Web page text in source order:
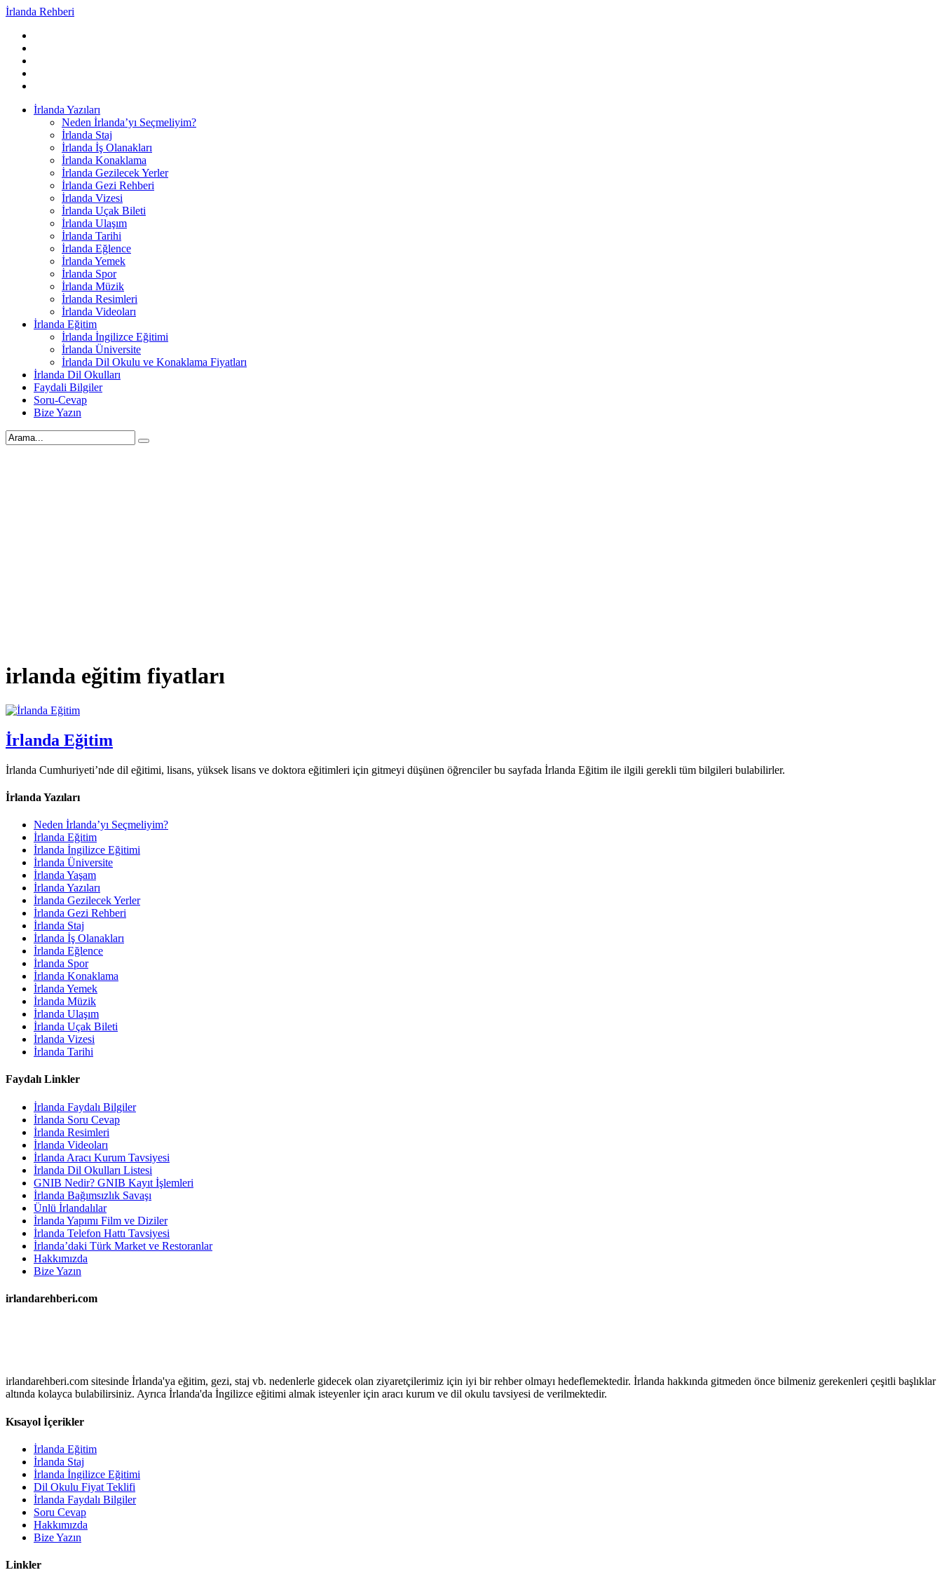
İrlanda Rehberi
İrlanda Yazıları
Neden İrlanda’yı Seçmeliyim?
İrlanda Staj
İrlanda İş Olanakları
İrlanda Konaklama
İrlanda Gezilecek Yerler
İrlanda Gezi Rehberi
İrlanda Vizesi
İrlanda Uçak Bileti
İrlanda Ulaşım
İrlanda Tarihi
İrlanda Eğlence
İrlanda Yemek
İrlanda Spor
İrlanda Müzik
İrlanda Resimleri
İrlanda Videoları
İrlanda Eğitim
İrlanda İngilizce Eğitimi
İrlanda Üniversite
İrlanda Dil Okulu ve Konaklama Fiyatları
İrlanda Dil Okulları
Faydali Bilgiler
Soru-Cevap
Bize Yazın
irlanda eğitim fiyatları
İrlanda Eğitim
İrlanda Cumhuriyeti’nde dil eğitimi, lisans, yüksek lisans ve doktora eğitimleri için gitmeyi düşünen öğrenciler bu sayfada İrlanda Eğitim ile ilgili gerekli tüm bilgileri bulabilirler.
İrlanda Yazıları
Neden İrlanda’yı Seçmeliyim?
İrlanda Eğitim
İrlanda İngilizce Eğitimi
İrlanda Üniversite
İrlanda Yaşam
İrlanda Yazıları
İrlanda Gezilecek Yerler
İrlanda Gezi Rehberi
İrlanda Staj
İrlanda İş Olanakları
İrlanda Eğlence
İrlanda Spor
İrlanda Konaklama
İrlanda Yemek
İrlanda Müzik
İrlanda Ulaşım
İrlanda Uçak Bileti
İrlanda Vizesi
İrlanda Tarihi
Faydalı Linkler
İrlanda Faydalı Bilgiler
İrlanda Soru Cevap
İrlanda Resimleri
İrlanda Videoları
İrlanda Aracı Kurum Tavsiyesi
İrlanda Dil Okulları Listesi
GNIB Nedir? GNIB Kayıt İşlemleri
İrlanda Bağımsızlık Savaşı
Ünlü İrlandalılar
İrlanda Yapımı Film ve Diziler
İrlanda Telefon Hattı Tavsiyesi
İrlanda’daki Türk Market ve Restoranlar
Hakkımızda
Bize Yazın
irlandarehberi.com
irlandarehberi.com sitesinde İrlanda'ya eğitim, gezi, staj vb. nedenlerle gidecek olan ziyaretçilerimiz için iyi bir rehber olmayı hedeflemektedir. İrlanda hakkında gitmeden önce bilmeniz gerekenleri çeşitli başlıklar
altında kolayca bulabilirsiniz. Ayrıca İrlanda'da İngilizce eğitimi almak isteyenler için aracı kurum ve dil okulu tavsiyesi de verilmektedir.
Kısayol İçerikler
İrlanda Eğitim
İrlanda Staj
İrlanda İngilizce Eğitimi
Dil Okulu Fiyat Teklifi
İrlanda Faydalı Bilgiler
Soru Cevap
Hakkımızda
Bize Yazın
Linkler